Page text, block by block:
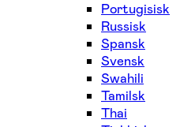
Portugisisk
Russisk
Spansk
Svensk
Swahili
Tamilsk
Thai